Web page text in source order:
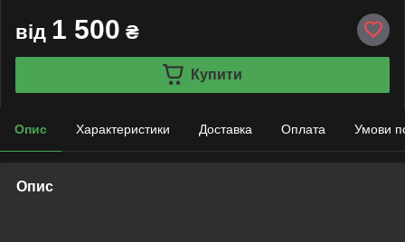
від 1 500 ₴
Купити
Опис Характеристики Доставка Оплата Умови
Опис